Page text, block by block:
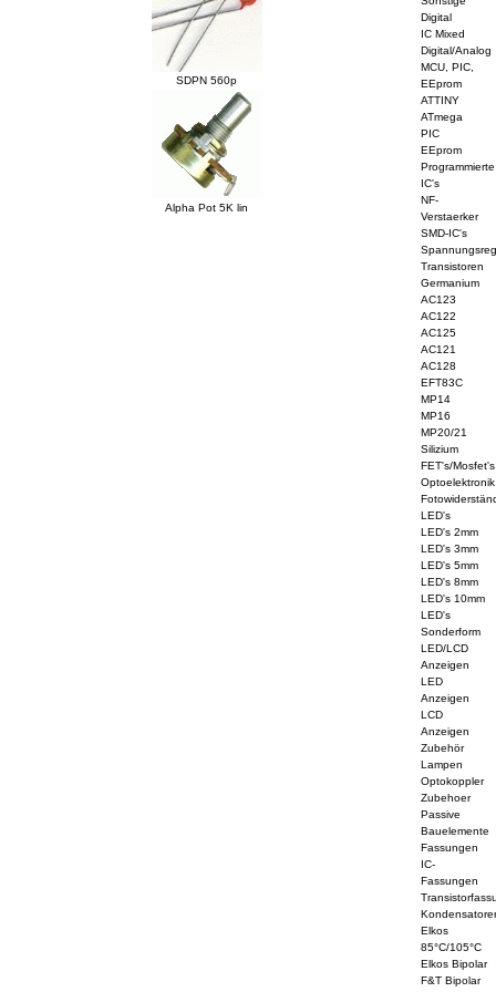
SDPN 560p
Alpha Pot 5K lin
Digital
IC Mixed
Digital/Analog
MCU, PIC,
EEprom
ATTINY
ATmega
PIC
EEprom
Programmierte
IC's
NF-
Verstaerker
SMD-IC's
Transistoren
Germanium
AC123
AC122
AC125
AC121
AC128
EFT83C
MP14
MP16
MP20/21
Silizium
FET's/Mosfet's
Optoelektronik
LED's
LED's 2mm
LED's 3mm
LED's 5mm
LED's 8mm
LED's 10mm
LED's
Sonderform
LED/LCD
Anzeigen
LED
Anzeigen
LCD
Anzeigen
Zubehör
Lampen
Optokoppler
Zubehoer
Passive
Bauelemente
Fassungen
IC-
Fassungen
Elkos
85°C/105°C
Elkos Bipolar
F&T Bipolar